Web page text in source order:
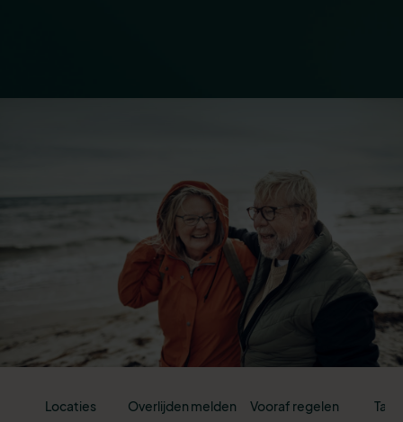
Locaties Overlijden melden Vooraf regelen